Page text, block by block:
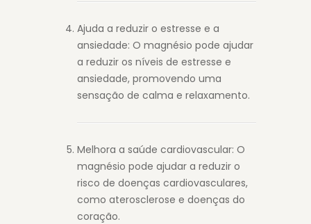
Ajuda a reduzir o estresse e a
ansiedade: O magnésio pode ajudar
a reduzir os níveis de estresse e
ansiedade, promovendo uma
sensação de calma e relaxamento.
Melhora a saúde cardiovascular: O
magnésio pode ajudar a reduzir o
risco de doenças cardiovasculares,
como aterosclerose e doenças do
coração.